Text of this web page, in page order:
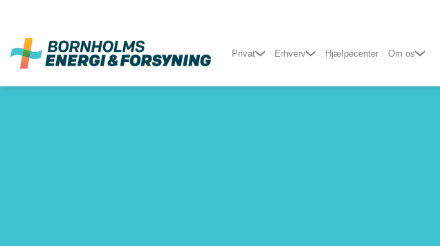
indhold
Privat Erhverv Hjælpecenter Om os